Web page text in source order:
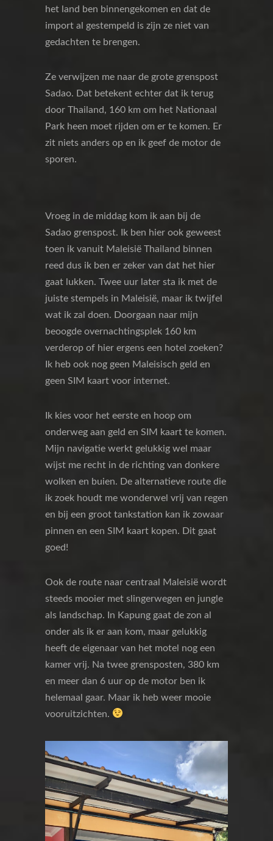
het land ben binnengekomen en dat de
import al gestempeld is zijn ze niet van
gedachten te brengen.
Ze verwijzen me naar de grote grenspost
Sadao. Dat betekent echter dat ik terug
door Thailand, 160 km om het Nationaal
Park heen moet rijden om er te komen. Er
zit niets anders op en ik geef de motor de
sporen.
Vroeg in de middag kom ik aan bij de
Sadao grenspost. Ik ben hier ook geweest
toen ik vanuit Maleisië Thailand binnen
reed dus ik ben er zeker van dat het hier
gaat lukken. Twee uur later sta ik met de
juiste stempels in Maleisië, maar ik twijfel
wat ik zal doen. Doorgaan naar mijn
beoogde overnachtingsplek 160 km
verderop of hier ergens een hotel zoeken?
Ik heb ook nog geen Maleisisch geld en
geen SIM kaart voor internet.
Ik kies voor het eerste en hoop om
onderweg aan geld en SIM kaart te komen.
Mijn navigatie werkt gelukkig wel maar
wijst me recht in de richting van donkere
wolken en buien. De alternatieve route die
ik zoek houdt me wonderwel vrij van regen
en bij een groot tankstation kan ik zowaar
pinnen en een SIM kaart kopen. Dit gaat
goed!
Ook de route naar centraal Maleisië wordt
steeds mooier met slingerwegen en jungle
als landschap. In Kapung gaat de zon al
onder als ik er aan kom, maar gelukkig
heeft de eigenaar van het motel nog een
kamer vrij. Na twee grensposten, 380 km
en meer dan 6 uur op de motor ben ik
helemaal gaar. Maar ik heb weer mooie
vooruitzichten.